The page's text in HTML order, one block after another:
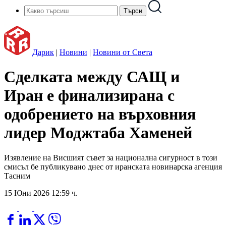
Дарик | Новини | Новини от Света
Сделката между САЩ и
Иран е финализирана с
одобрението на върховния
лидер Моджтаба Хаменей
Изявление на Висшият съвет за национална сигурност в този
смисъл бе публикувано днес от иранската новинарска агенция
Тасним
15 Юни 2026 12:59 ч.